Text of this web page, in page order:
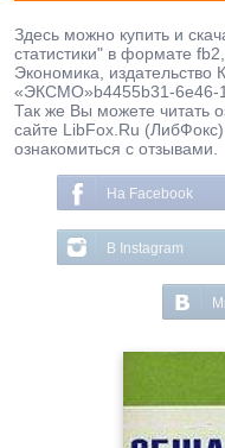
Здесь можно купить и
статистики" в формате
Экономика, издательство
«ЭКСМО»b4455b31-6e46-
Так же Вы можете читать
сайте LibFox.Ru
ознакомиться с отзывами.
На Facebook
В Instagram